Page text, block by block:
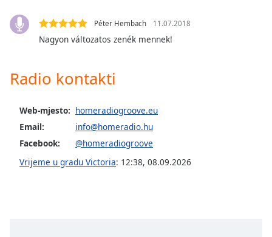
subtitles
off
selected
Track
in-
Péter Hembach 11.07.2018
Nagyon változatos zenék mennek!
Radio kontakti
Web-mjesto: homeradiogroove.eu
Email:
info@homeradio.hu
Facebook:
@homeradiogroove
Vrijeme u gradu Victoria: 12:38, 08.09.2026